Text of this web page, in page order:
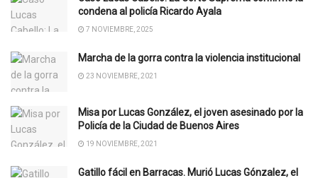
condena al policía Ricardo Ayala
7 NOVIEMBRE, 2025
Marcha de la gorra contra la violencia institucional
23 NOVIEMBRE, 2021
Misa por Lucas González, el joven asesinado por la
Policía de la Ciudad de Buenos Aires
19 NOVIEMBRE, 2021
Gatillo fácil en Barracas. Murió Lucas Gónzalez, el